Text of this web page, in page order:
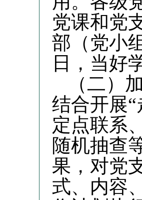
党课和党
部（党小
日，当好
（二）
结合开展
定点联系
随机抽查
果，对党
式、内容